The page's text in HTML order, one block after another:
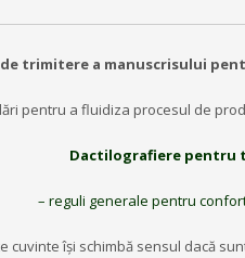
trimitere a manuscrisului
pentru a fluidiza procesul de
Dactilografiere pentru
– reguli generale pentru
cuvinte își schimbă sensul dacă